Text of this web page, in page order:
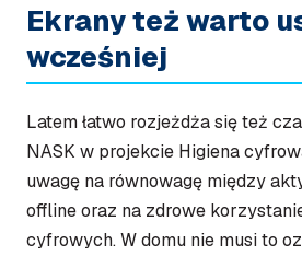
Ekrany też warto
wcześniej
Latem łatwo rozjeżdża się też
NASK w projekcie Higiena
uwagę na równowagę między
offline oraz na zdrowe
cyfrowych. W domu nie musi to